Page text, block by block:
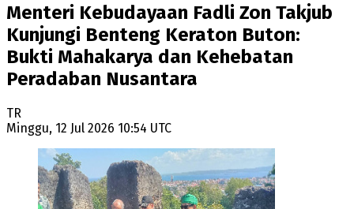
Menteri Kebudayaan Fadli Zon Takjub
Kunjungi Benteng Keraton Buton:
Bukti Mahakarya dan Kehebatan
Peradaban Nusantara
TR
Minggu, 12 Jul 2026 10:54 UTC